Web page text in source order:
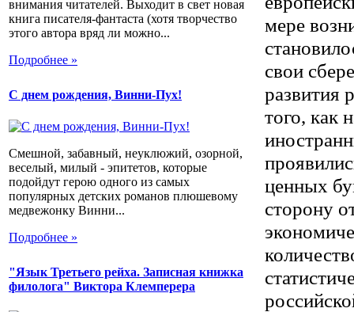
внимания читателей. Выходит в свет новая
книга писателя-фантаста (хотя творчество
этого автора вряд ли можно...
Подробнее »
С днем рождения, Винни-Пух!
Смешной, забавный, неуклюжий, озорной,
веселый, милый - эпитетов, которые
подойдут герою одного из самых
популярных детских романов плюшевому
медвежонку Винни...
Подробнее »
"Язык Третьего рейха. Записная книжка
филолога" Виктора Клемперера
мере
свои
развития
того, как
ценных
сторону